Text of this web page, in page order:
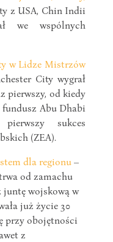
z USA, Chin Indii
we wspólnych
w Lidze Mistrzów
City wygrał
pierwszy, od kiedy
fundusz Abu Dhabi
sukces
(ZEA).
dla regionu–
od zamachu
juntę wojskową w
już życie 30
przy obojętności
z